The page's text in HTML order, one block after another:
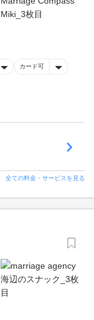
カード可
全ての料金・サービスを見る